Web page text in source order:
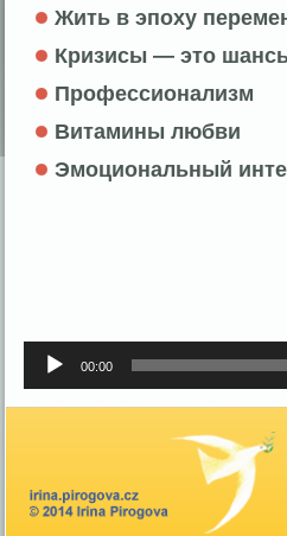
Жить в эпоху
Кризисы — это
Профессионализм
Витамины любви
Эмоциональный
00:00